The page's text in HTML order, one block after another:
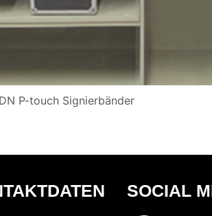
P-touch Signierbänder
SOCIAL